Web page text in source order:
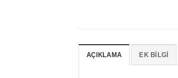
AÇIKLAMA EK BILGI